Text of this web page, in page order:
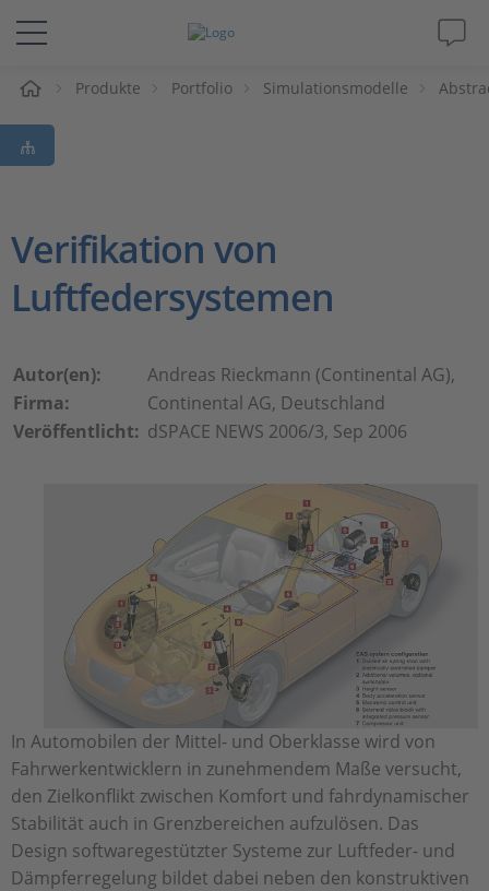
Lösungen & Produkte
Support
Magazin
Karriere
Produkte Portfolio Simulationsmodelle
Verifikation von
Luftfedersystemen
Autor(en):
Andreas Rieckmann (Continental AG),
Firma:
Continental AG, Deutschland
Veröffentlicht: dSPACE NEWS 2006/3, Sep 2006
In Automobilen der Mittel- und Oberklasse wird von
Fahrwerkentwicklern in zunehmendem Maße versucht,
den Zielkonflikt zwischen Komfort und fahrdynamischer
Stabilität auch in Grenzbereichen aufzulösen. Das
Design softwaregestützter Systeme zur Luftfeder- und
Dämpferregelung bildet dabei neben den konstruktiven